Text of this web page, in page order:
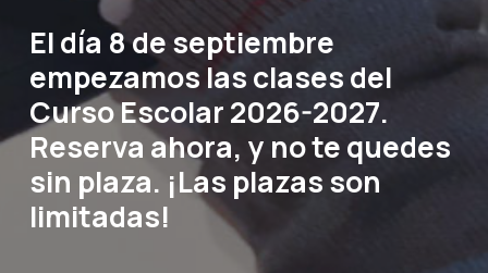
Eldía 8deseptiembre
empezamos lasclasesdel
CursoEscolar2026-2027.
Reserva ahora, y notequedes
sin plaza. ¡Las plazasson
limitadas!